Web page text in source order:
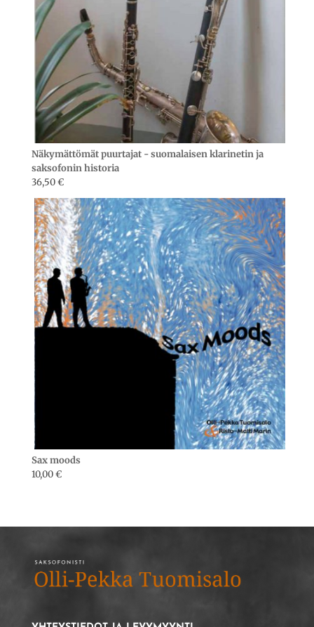
Näkymättömät puurtajat - suomalaisen klarinetin ja
saksofonin historia
36,50€
Sax moods
10,00€